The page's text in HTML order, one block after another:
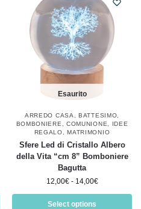
Esaurito
ARREDO CASA ,BATTESIMO
BOMBONIERE
COMUNIONE
IDEE
REGALO ,MATRIMONIO
Sfere Led di Cristallo Albero
della Vita “cm 8” Bomboniere
Bagutta
12,00€ - 14,00€
Select options